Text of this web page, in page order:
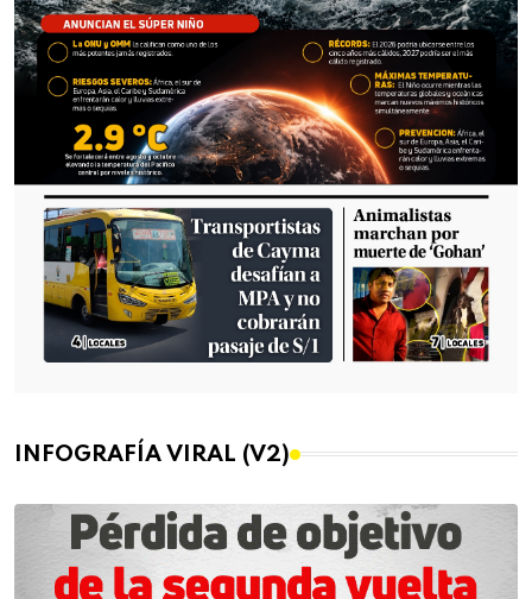
INFOGRAFÍA VIRAL (V2)